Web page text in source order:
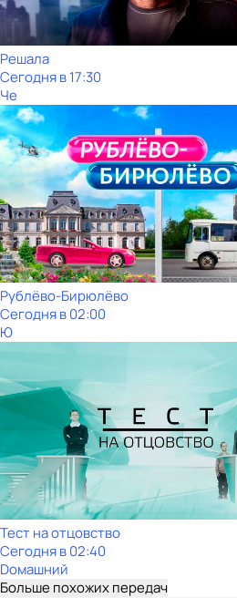
Решала
Сегодня в 17:30
Че
Рублёво-Бирюлёво
Сегодня в 02:00
Ю
Тест на отцовство
Сегодня в 02:40
Dомашний
Больше похожих передач